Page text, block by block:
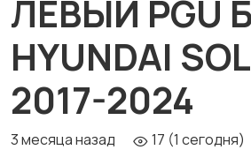
ЛЕВЫЙ PGU
HYUNDAI
2017-2024
3 месяца назад 17 (1 сегодня)